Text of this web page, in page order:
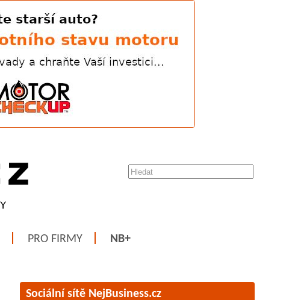
PRO FIRMY NB+
Sociální sítě NejBusiness.cz